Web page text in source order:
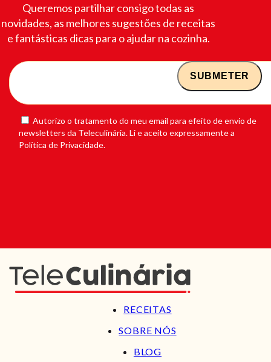
Queremos partilhar consigo todas as
novidades, as melhores sugestões de receitas
e fantásticas dicas para o ajudar na cozinha.
Autorizo o tratamento do meu email para efeito de envio de
newsletters da Teleculinária. Li e aceito expressamente a
Política de Privacidade.
RECEITAS
SOBRE NÓS
BLOG